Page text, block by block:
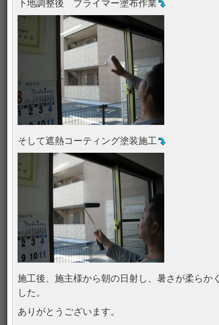
下地調整後 プライマー塗布作業
そして遮熱コーティング塗装施工
施工後、施主様から朝の日射し、暑さが柔らか
した。
ありがとうございます。